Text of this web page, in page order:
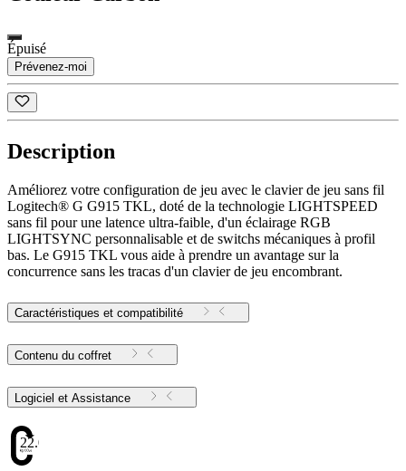
Épuisé
Prévenez-moi
Description
Améliorez votre configuration de jeu avec le clavier de jeu sans fil
Logitech® G G915 TKL, doté de la technologie LIGHTSPEED
sans fil pour une latence ultra-faible, d'un éclairage RGB
LIGHTSYNC personnalisable et de switchs mécaniques à profil
bas. Le G915 TKL vous aide à prendre un avantage sur la
concurrence sans les tracas d'un clavier de jeu encombrant.
Caractéristiques et compatibilité
Contenu du coffret
Logiciel et Assistance
22.09